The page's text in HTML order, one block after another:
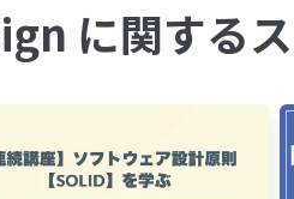
に関する